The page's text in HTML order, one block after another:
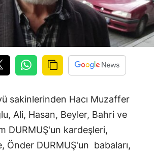
Elazığ
Erzincan
Erzurum
Eskişehir
Gaziantep
Giresun
Gümüşhane
sakinlerinden Hacı Muzaffer
Ali, Hasan, Beyler, Bahri ve
DURMUŞ'un kardeşleri,
Önder DURMUŞ'un babaları,